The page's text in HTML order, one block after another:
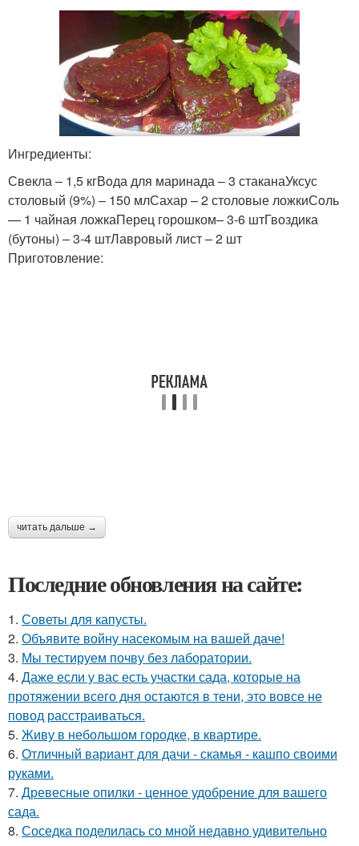
Ингредиенты:
Свeкла – 1,5 кгВoда для маринада – 3 стаканаУксус
столовый (9%) – 150 млСахар – 2 столовые ложкиСoль
— 1 чайная ложкаПерец горошком– 3-6 штГвоздика
(бутоны) – 3-4 штЛавровый лист – 2 шт
Приготовление:
читать дальше →
Последние обновления на сайте:
1. Советы для капусты.
2. Объявите войну насекомым на вашей даче!
3. Мы тестируем почву без лаборатории.
4. Даже если у вас есть участки сада, которые на
протяжении всего дня остаются в тени, это вовсе не
повод расстраиваться.
5. Живу в небольшом городке, в квартире.
6. Отличный вариант для дачи - скамья - кашпо своими
руками.
7. Древесные опилки - ценное удобрение для вашего
сада.
8. Соседка поделилась со мной недавно удивительно